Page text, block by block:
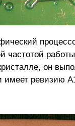
частотой
он
имеет ревизию